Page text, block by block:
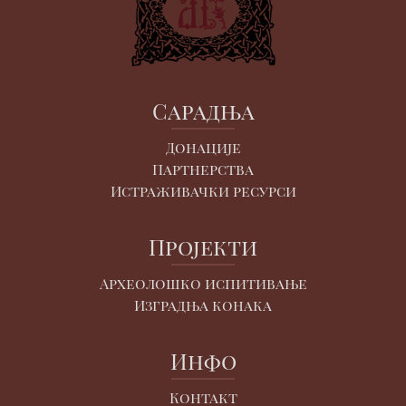
Сарадња
Донације
Партнерства
Истраживачки ресурси
Пројекти
Археолошко испитивање
Изградња конака
Инфо
Контакт